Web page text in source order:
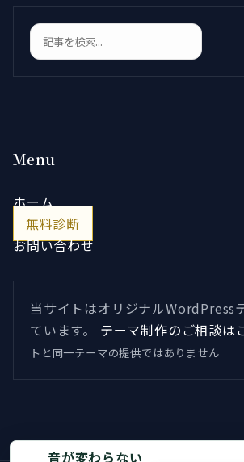
検索
Menu
ホーム
無料診断
お問い合わせ
当サイトはオリジナルWordPress
ています。
テーマ制作のご相談は
トと同一テーマの提供ではありません
音が変わらない